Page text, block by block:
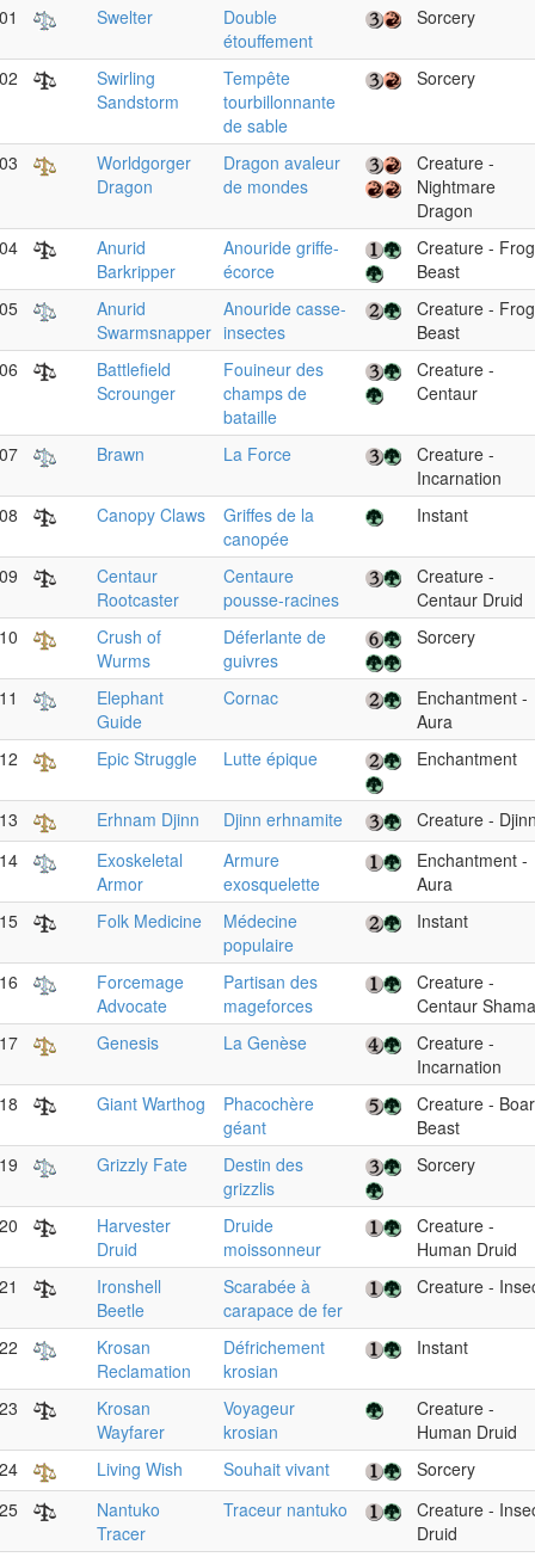
Swelter
Double
étouffement
Sorcery
Swirling
Sandstorm
Tempête
tourbillonnante
de sable
Sorcery
Worldgorger
Dragon
Dragon avaleur
de mondes
Creature -
Nightmare
Dragon
Anurid
Barkripper
Anouride griffe-
écorce
Creature - Frog
Beast
Anurid
Swarmsnapper
Anouride casse-
insectes
Creature - Frog
Beast
Battlefield
Scrounger
Fouineur des
champs de
bataille
Creature -
Centaur
Brawn La Force
Creature -
Incarnation
Canopy Claws
Griffes de la
canopée
Instant
Centaur
Rootcaster
Centaure
pousse-racines
Creature -
Centaur Druid
Crush of
Wurms
Déferlante de
guivres
Sorcery
Elephant
Guide
Cornac
Enchantment -
Aura
Epic Struggle Lutte épique Enchantment
Erhnam Djinn Djinn erhnamite
Creature -
Exoskeletal
Armor
Armure
exosquelette
Enchantment -
Aura
Folk Medicine
Médecine
populaire
Instant
Forcemage
Advocate
Partisan des
mageforces
Creature -
Centaur
Genesis La Genèse
Creature -
Incarnation
Giant Warthog
Phacochère
géant
Creature - Boar
Beast
Grizzly Fate
Destin des
grizzlis
Sorcery
Harvester
Druid
Druide
moissonneur
Creature -
Human Druid
Ironshell
Beetle
Scarabée à
carapace de fer
Creature -
Krosan
Reclamation
Défrichement
krosian
Instant
Krosan
Wayfarer
Voyageur
krosian
Creature -
Human Druid
Living Wish Souhait vivant
Sorcery
Nantuko
Tracer
Traceur nantuko
Creature -
Druid